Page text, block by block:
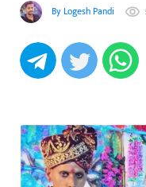
By Logesh Pandi